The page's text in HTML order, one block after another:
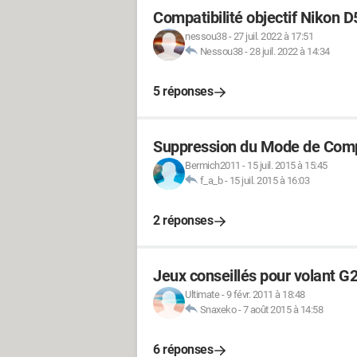
Compatibilité objectif Nikon
nessou38-27 juil. 2022 à 17:51
Nessou38-28 juil. 2022 à 14:34
5 réponses
Suppression du Mode de
Bermich2011 - 15 juil. 2015 à 15:45
f_a_b- 15 juil. 2015 à 16:03
2 réponses
Jeux conseillés pour volant
Ultimate-9 févr. 2011 à 18:48
Snaxeko-7 août 2015 à 14:58
6 réponses